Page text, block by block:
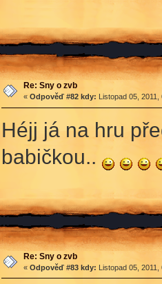
Re: Sny o zvb
« Odpověď #82 kdy: Listopad 05,
Héjj já na hru
babičkou..
Re: Sny o zvb
« Odpověď #83 kdy: Listopad 05,